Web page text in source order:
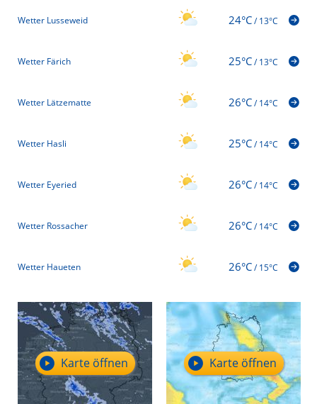
Wetter Lusseweid 24°C/13°C
Wetter Färich 25°C/13°C
Wetter Lätzematte 26°C/14°C
Wetter Hasli 25°C/14°C
Wetter Eyeried 26°C/14°C
Wetter Rossacher 26°C/14°C
Wetter Haueten 26°C/15°C
Karte öffnen Karte öffnen